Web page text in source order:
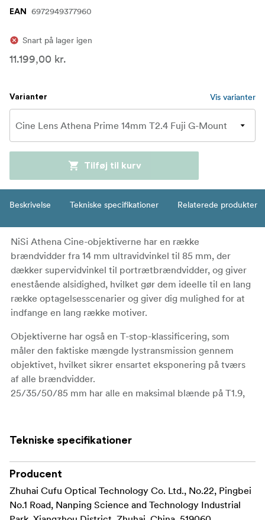
EAN 6972949377960
Snart på lager igen
11.199,00 kr.
Varianter Vis varianter
Tilføj til kurv
Beskrivelse Tekniske specifikationer Relaterede produkter
NiSi Athena Cine-objektiverne har en række
brændvidder fra 14 mm ultravidvinkel til 85 mm, der
dækker supervidvinkel til portrætbrændvidder, og giver
enestående alsidighed, hvilket gør dem ideelle til en lang
række optagelsesscenarier og giver dig mulighed for at
indfange en lang række motiver.
Objektiverne har også en T-stop-klassificering, som
måler den faktiske mængde lystransmission gennem
objektivet, hvilket sikrer ensartet eksponering på tværs
af alle brændvidder.
25/35/50/85 mm har alle en maksimal blænde på T1.9,
stop på T2,4.
De har en imponerende billedcirkel på 46 mm, hvilket
gør dem velegnede til brug med full-frame og endda
storformatsensorer.
Hele serien fås med ARRI PL-, Canon RF-, Sony E-,
Tekniske specifikationer
Producent
Zhuhai Cufu Optical Technology Co. Ltd., No.22, Pingbei
No.1 Road, Nanping Science and Technology Industrial